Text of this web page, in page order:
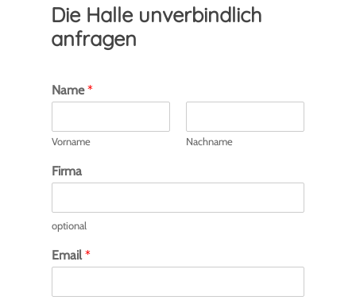
Die Halle unverbindlich
anfragen
Name*
Vorname Nachname
Firma
optional
Email*